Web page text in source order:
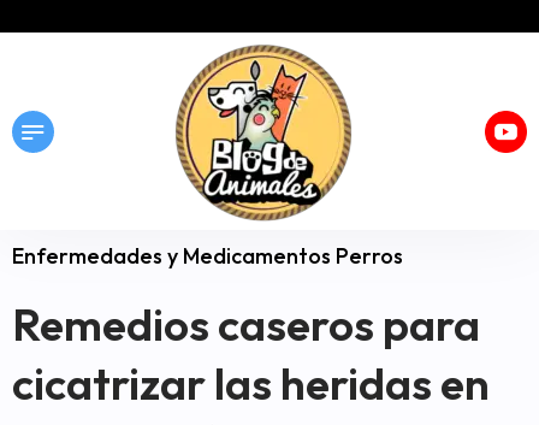
Enfermedades y Medicamentos Perros
Remedios caseros para
cicatrizar las heridas en